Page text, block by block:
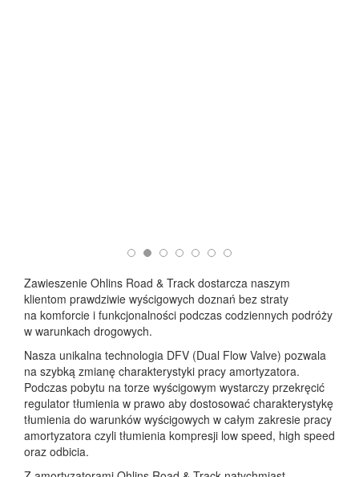
Zawieszenie Ohlins Road & Track dostarcza naszym
klientom prawdziwie wyścigowych doznań bez straty
na komforcie i funkcjonalności podczas codziennych podróży
w warunkach drogowych.
Nasza unikalna technologia DFV (Dual Flow Valve) pozwala
na szybką zmianę charakterystyki pracy amortyzatora.
Podczas pobytu na torze wyścigowym wystarczy przekręcić
regulator tłumienia w prawo aby dostosować charakterystykę
tłumienia do warunków wyścigowych w całym zakresie pracy
amortyzatora czyli tłumienia kompresji low speed, high speed
oraz odbicia.